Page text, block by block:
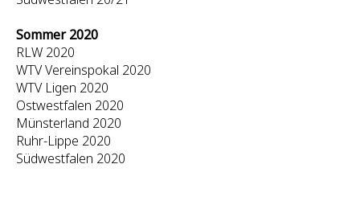
Sommer 2020
RLW 2020
WTV Vereinspokal 2020
WTV Ligen 2020
Ostwestfalen 2020
Münsterland 2020
Ruhr-Lippe 2020
Südwestfalen 2020